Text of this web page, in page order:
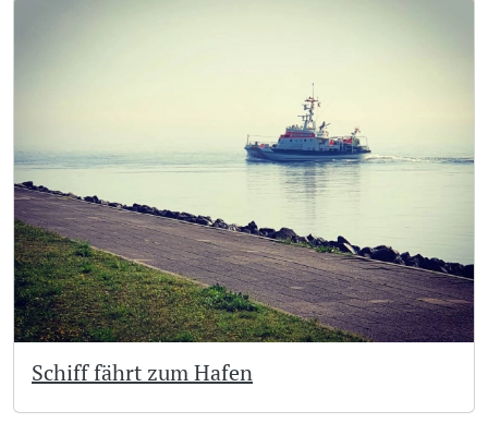
Schiff fährt zum Hafen